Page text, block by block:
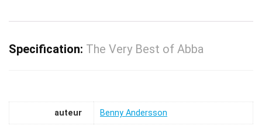
Specification: The Very Best of Abba
auteur Benny Andersson